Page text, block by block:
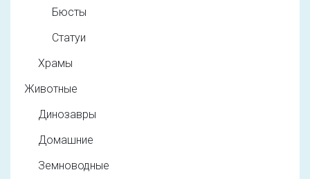
Бюсты
Статуи
Храмы
Животные
Динозавры
Домашние
Земноводные